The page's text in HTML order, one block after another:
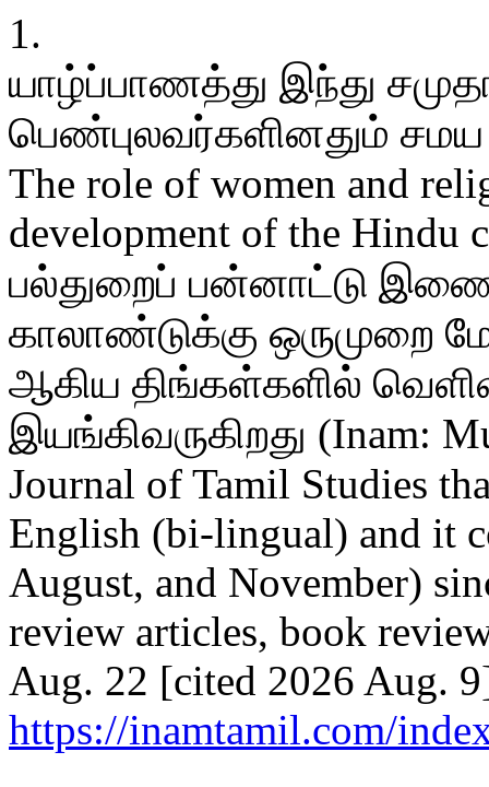
1.
யாழ்ப்பாணத்து இந்து
பெண்புலவர்களினதும் சமய
The role of women and
development of the
பல்துறைப் பன்னாட்டு
காலாண்டுக்கு ஒருமுறை
ஆகிய திங்கள்களில்
இயங்கிவருகிறது (Inam:
Journal of Tamil Studies
English (bi-lingual) and it
August, and November)
review articles, book
Aug. 22 [cited 2026 Aug.
https://inamtamil.com/